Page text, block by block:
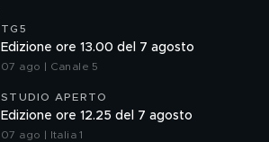
TG5
Edizione ore 13.00 del 7 agosto
07 ago | Canale 5
STUDIO APERTO
Edizione ore 12.25 del 7 agosto
07 ago | Italia 1